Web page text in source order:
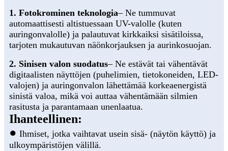
1. Fotokrominen teknologia– Ne tummuvat
automaattisesti altistuessaan UV-valolle (kuten
auringonvalolle) ja palautuvat kirkkaiksi sisätiloissa,
tarjoten mukautuvan näönkorjauksen ja aurinkosuojan.
2. Sinisen valon suodatus– Ne estävät tai vähentävät
digitaalisten näyttöjen (puhelimien, tietokoneiden, LED-
valojen) ja auringonvalon lähettämää korkeaenergistä
sinistä valoa, mikä voi auttaa vähentämään silmien
rasitusta ja parantamaan unenlaatua.
Ihanteellinen:
● Ihmiset, jotka vaihtavat usein sisä- (näytön käyttö) ja
ulkoympäristöjen välillä.